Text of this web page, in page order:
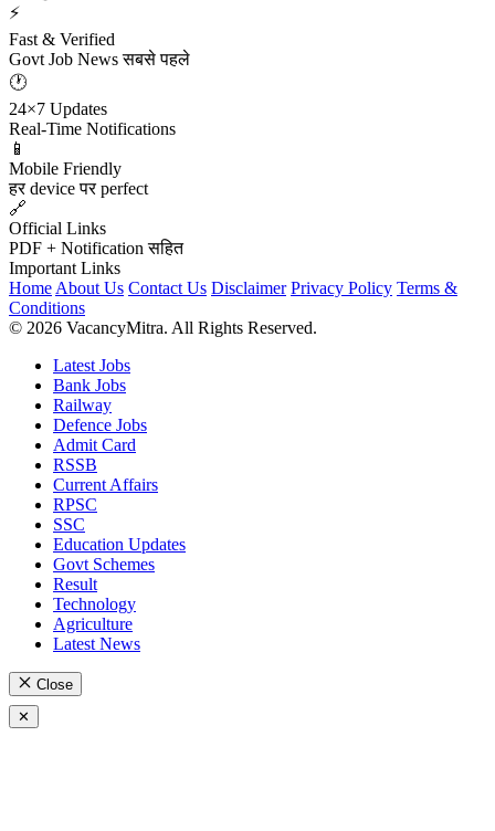
⚡
Fast & Verified
Govt Job News सबसे पहले
🕐
24×7 Updates
Real-Time Notifications
📱
Mobile Friendly
हर device पर perfect
🔗
Official Links
PDF + Notification सहित
Important Links
Home About Us Contact Us Disclaimer Privacy Policy Terms &
Conditions
© 2026 VacancyMitra. All Rights Reserved.
Latest Jobs
Bank Jobs
Railway
Defence Jobs
Admit Card
RSSB
Current Affairs
RPSC
SSC
Education Updates
Govt Schemes
Result
Technology
Agriculture
Latest News
Close
✕